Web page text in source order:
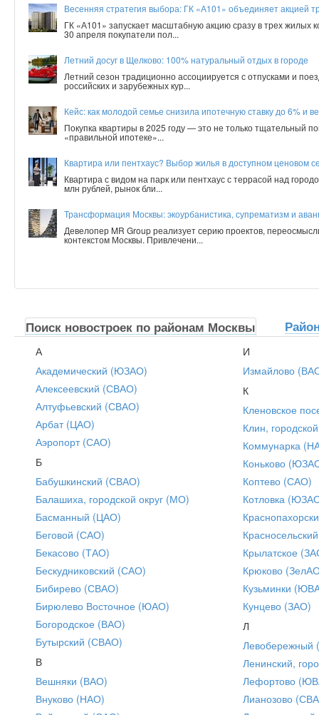
Весенняя стратегия выбора: ГК «А101» объединяет акцией
ГК «А101» запускает масштабную акцию сразу в трех
30 апреля покупатели пол...
Летний досуг в Щелково: 100% натуральный отдых в городе
Летний сезон традиционно ассоциируется с отпусками и
российских и зарубежных кур...
Кейс: как молодой семье снизила ипотечную ставку до 6% и
Покупка квартиры в 2025 году — это не только тщательный
«правильной ипотеке»...
Квартира или пентхаус? Выбор жилья в доступном ценовом
Квартира с видом на парк или пентхаус с террасой над
млн рублей, рынок бли...
Трансформация Москвы: экоурбанистика, супрематизм и
Девелопер MR Group реализует серию проектов,
контекстом Москвы. Привлечени...
Поиск новостроек по районам Москвы
А
Академический (ЮЗАО)
Алексеевский (СВАО)
Алтуфьевский (СВАО)
Арбат (ЦАО)
Аэропорт (САО)
Б
Бабушкинский (СВАО)
Балашиха, городской округ (МО)
Басманный (ЦАО)
Беговой (САО)
Бекасово (ТАО)
Бескудниковский (САО)
Бибирево (СВАО)
Бирюлево Восточное (ЮАО)
Богородское (ВАО)
Бутырский (СВАО)
В
Вешняки (ВАО)
Внуково (НАО)
И
Измайлово
К
Кленовское
Клин,
Коммунарка
Коньково
Коптево (САО)
Котловка
Крылатское
Крюково
Кузьминки
Кунцево (ЗАО)
Л
Ленинский,
Лефортово
Лианозово